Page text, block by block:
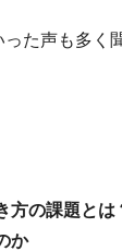
た声も多く
方の課題とは
か